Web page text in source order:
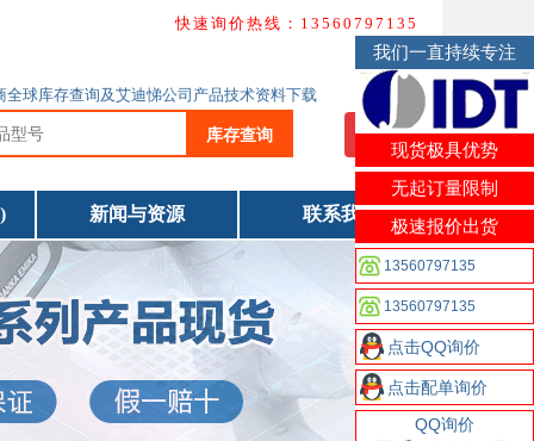
快速询价热线：13560797135
球库存查询及艾迪悌公司产品技术资料下载
库存查询 我要询价
新闻与资源 联系我们
我们一直持续专注
现货极具优势
无起订量限制
极速报价出货
13560797135
13560797135
点击QQ询价
点击配单询价
QQ询价